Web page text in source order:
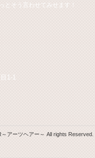
とそう言わせてみせます！
目1-1
アーツヘアー～ All rights Reserved.